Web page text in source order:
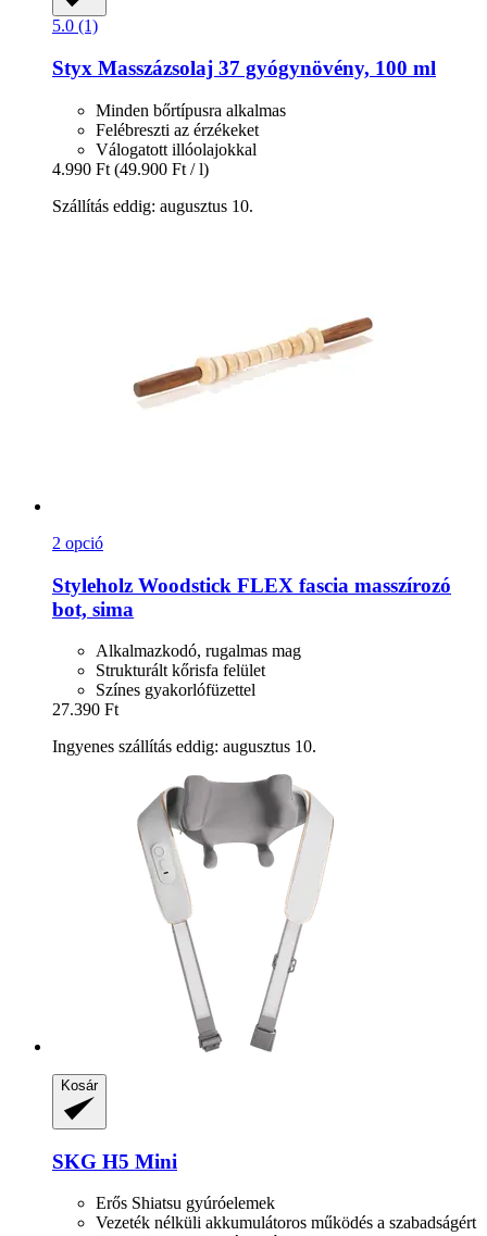
5.0 (1)
Styx Masszázsolaj 37 gyógynövény, 100 ml
Minden bőrtípusra alkalmas
Felébreszti az érzékeket
Válogatott illóolajokkal
4.990 Ft (49.900 Ft / l)
Szállítás eddig: augusztus 10.
2 opció
Styleholz Woodstick FLEX fascia masszírozó
bot, sima
Alkalmazkodó, rugalmas mag
Strukturált kőrisfa felület
Színes gyakorlófüzettel
27.390 Ft
Ingyenes szállítás eddig: augusztus 10.
Kosár
SKG H5 Mini
Erős Shiatsu gyúróelemek
Vezeték nélküli akkumulátoros működés a szabadságért